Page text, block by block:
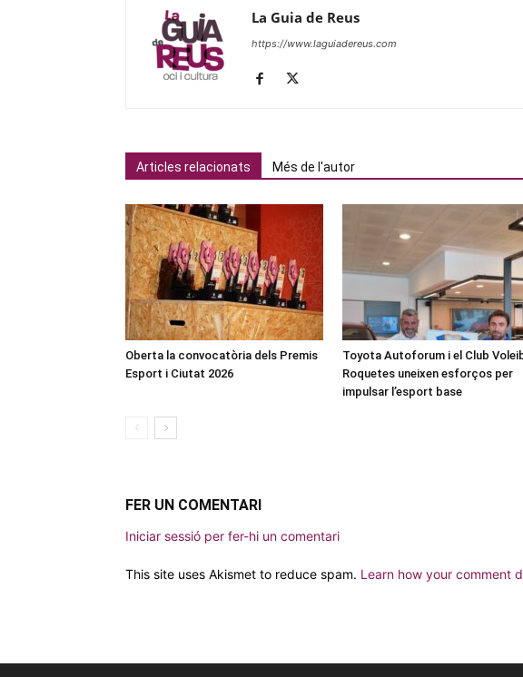
La Guia de Reus
https://www.laguiadereus.com
Articles relacionats Més de l'autor
Oberta la convocatòria dels Premis
Esport i Ciutat 2026
Toyota Autoforum i el Club
Roquetes uneixen esforços per
impulsar l’esport base
FER UN COMENTARI
Iniciar sessió per fer-hi un comentari
This site uses Akismet to reduce spam. Learn how your comment